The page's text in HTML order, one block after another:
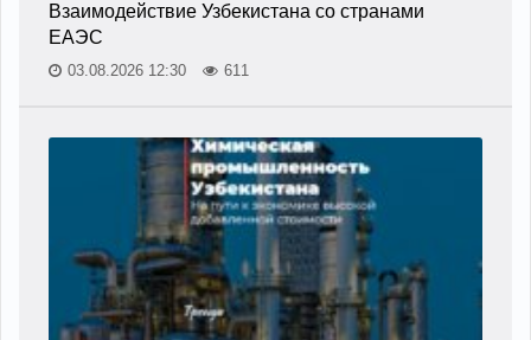
Взаимодействие Узбекистана со странами
ЕАЭС
03.08.2026 12:30 611